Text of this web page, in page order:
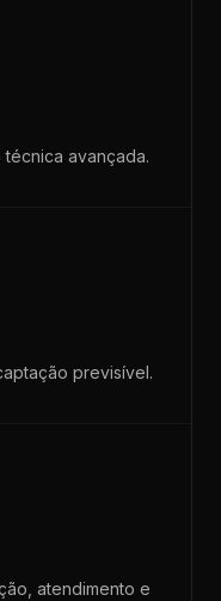
avançada.
previsível.
atendimento e